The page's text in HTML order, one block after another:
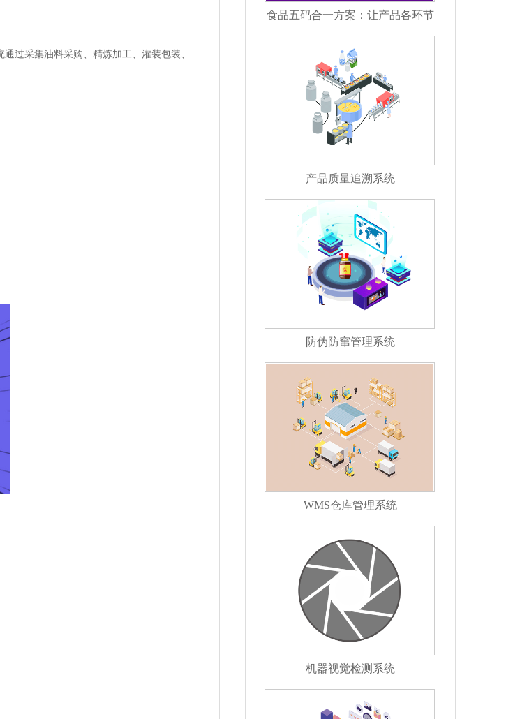
过采集油料采购、精炼加工、灌装包装、
食品五码合一方案：让产品各环节
信息彼此关联
产品质量追溯系统
防伪防窜管理系统
WMS仓库管理系统
机器视觉检测系统